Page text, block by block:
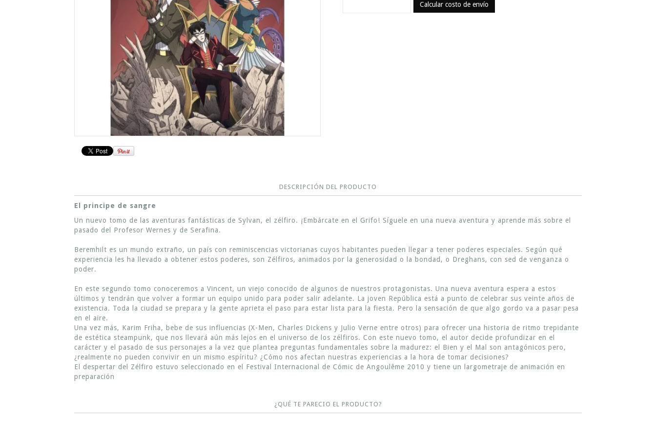
Calcular costo de envío
DESCRIPCIÓN DEL PRODUCTO
El principe de sangre
Un nuevo tomo de las aventuras fantásticas de Sylvan, el zélfiro. ¡Embárcate en el Grifo! Síguele en una nueva aventura y aprende más sobre el
pasado del Profesor Wernes y de Serafina.
Beremhilt es un mundo extraño, un país con reminiscencias victorianas cuyos habitantes pueden llegar a tener poderes especiales. Según qué
experiencia les ha llevado a obtener estos poderes, son Zélfiros, animados por la generosidad o la bondad, o Dreghans, con sed de venganza o
poder.
En este segundo tomo conoceremos a Vincent, un viejo conocido de algunos de nuestros protagonistas. Una nueva aventura espera a estos
últimos y tendrán que volver a formar un equipo unido para poder salir adelante. La joven República está a punto de celebrar sus veinte años de
existencia. Toda la ciudad se prepara y la gente aprieta el paso para estar lista para la fiesta. Pero la sensación de que algo gordo va a pasar pesa
en el aire.
Una vez más, Karim Friha, bebe de sus influencias (X-Men, Charles Dickens y Julio Verne entre otros) para ofrecer una historia de ritmo trepidante
de estética steampunk, que nos llevará aún más lejos en el universo de los zélfiros. Con este nuevo tomo, el autor decide profundizar en el
carácter y el pasado de sus personajes a la vez que plantea preguntas fundamentales sobre la madurez: el Bien y el Mal son antagónicos pero,
¿realmente no pueden convivir en un mismo espíritu? ¿Cómo nos afectan nuestras experiencias a la hora de tomar decisiones?
El despertar del Zélfiro estuvo seleccionado en el Festival Internacional de Cómic de Angoulême 2010 y tiene un largometraje de animación en
preparación
¿QUÉ TE PARECIO EL PRODUCTO?